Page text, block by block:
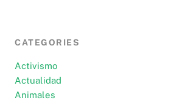
CATEGORIES
Activismo
Actualidad
Animales